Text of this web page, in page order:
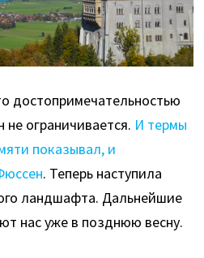
достопримечательностью
ограничивается. И термы
показывал, и
. Теперь наступила
ландшафта. Дальнейшие
нас уже в позднюю весну.